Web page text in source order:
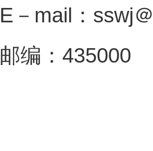
E－mail ： sswj
邮编 ：435000